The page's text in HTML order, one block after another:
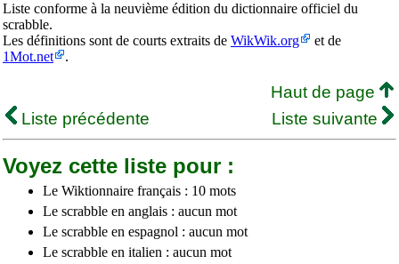
Liste conforme à la neuvième édition du dictionnaire officiel du
scrabble.
Les définitions sont de courts extraits de WikWik.org
et de
1Mot.net
.
Haut de page
Liste précédente
Liste suivante
Voyez cette liste pour :
Le Wiktionnaire français : 10 mots
Le scrabble en anglais : aucun mot
Le scrabble en espagnol : aucun mot
Le scrabble en italien : aucun mot